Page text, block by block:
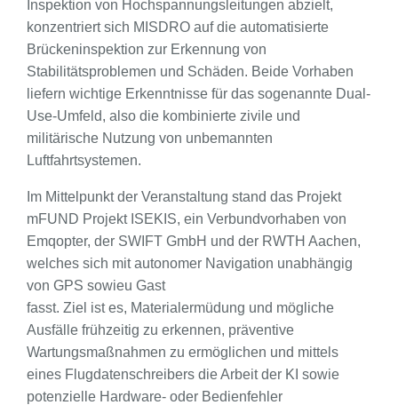
Inspektion von Hochspannungsleitungen abzielt,
konzentriert sich MISDRO auf die automatisierte
Brückeninspektion zur Erkennung von
Stabilitätsproblemen und Schäden. Beide Vorhaben
liefern wichtige Erkenntnisse für das sogenannte Dual-
Use-Umfeld, also die kombinierte zivile und
militärische Nutzung von unbemannten
Luftfahrtsystemen.
Im Mittelpunkt der Veranstaltung stand das Projekt
mFUND Projekt ISEKIS, ein Verbundvorhaben von
Emqopter, der SWIFT GmbH und der RWTH Aachen,
welches sich mit autonomer Navigation unabhängig
von GPS sowieu Gast
fasst. Ziel ist es, Materialermüdung und mögliche
Ausfälle frühzeitig zu erkennen, präventive
Wartungsmaßnahmen zu ermöglichen und mittels
eines Flugdatenschreibers die Arbeit der KI sowie
potenzielle Hardware- oder Bedienfehler